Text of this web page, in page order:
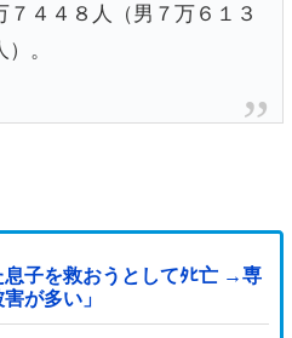
４４８人（男７万６１３
。
息子を救おうとしてﾀﾋ亡 →専
が多い」